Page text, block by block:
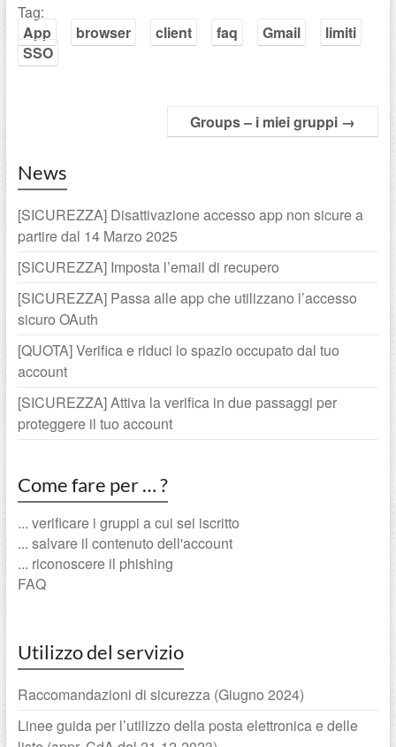
Tag:
App
browser client faq Gmail
limiti
SSO
Groups – i miei gruppi →
News
[SICUREZZA] Disattivazione accesso app non sicure a
partire dal 14 Marzo 2025
[SICUREZZA] Imposta l’email di recupero
[SICUREZZA] Passa alle app che utilizzano l’accesso
sicuro OAuth
[QUOTA] Verifica e riduci lo spazio occupato dal tuo
account
[SICUREZZA] Attiva la verifica in due passaggi per
proteggere il tuo account
Come fare per … ?
... verificare i gruppi a cui sei iscritto
... salvare il contenuto dell'account
... riconoscere il phishing
FAQ
Utilizzo del servizio
Raccomandazioni di sicurezza (Giugno 2024)
Linee guida per l’utilizzo della posta elettronica e delle